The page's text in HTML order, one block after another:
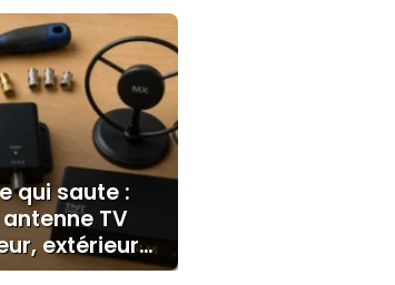
qui saute :
TV
extérieur